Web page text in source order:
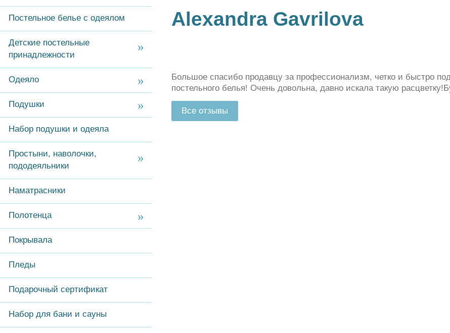
Постельное белье с одеялом
Детские постельные
принадлежности
Одеяло
Подушки
Набор подушки и одеяла
Простыни, наволочки,
пододеяльники
Наматрасники
Полотенца
Покрывала
Пледы
Подарочный сертификат
Набор для бани и сауны
Alexandra Gavrilova
Большое спасибо продавцу за профессионализм, четко и быстро
постельного белья! Очень довольна, давно искала такую
Все отзывы